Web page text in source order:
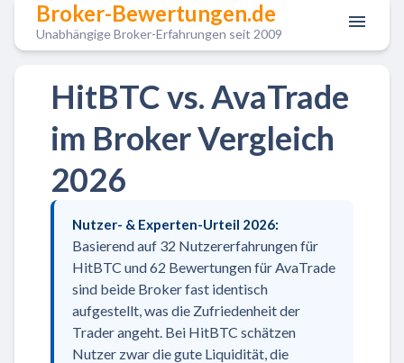
Broker-Bewertungen.de
Unabhängige Broker-Erfahrungen seit 2009
HitBTC vs. AvaTrade
im Broker Vergleich
2026
Nutzer- & Experten-Urteil 2026:
Basierend auf 32 Nutzererfahrungen für
HitBTC und 62 Bewertungen für AvaTrade
sind beide Broker fast identisch
aufgestellt, was die Zufriedenheit der
Trader angeht. Bei HitBTC schätzen
Nutzer zwar die gute Liquidität, die